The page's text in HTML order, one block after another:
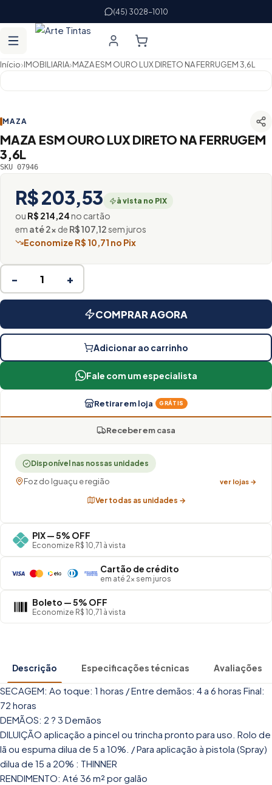
(45) 3028-1010
Início›IMOBILIARIA›MAZA ESM OURO LUX DIRETO NA FERRUGEM 3,6L
MAZA
MAZA ESM OURO LUX DIRETO NA FERRUGEM
3,6L
SKU 07946
R$ 203,53 à vista no PIX
ou R$ 214,24no cartão
em até 2× de R$ 107,12sem juros
Economize R$ 10,71 no Pix
− +
COMPRAR AGORA
Adicionar ao carrinho
Fale com um especialista
Retirar em loja GRÁTIS
Receber em casa
Disponível nas nossas unidades
Foz do Iguaçu e região ver lojas →
Ver todas as unidades →
PIX — 5% OFF
Economize R$ 10,71 à vista
Cartão de crédito
em até 2× sem juros
Boleto — 5% OFF
Economize R$ 10,71 à vista
Descrição Especificações técnicas Avaliações
SECAGEM: Ao toque: 1 horas / Entre demãos: 4 a 6 horas Final:
72 horas
DEMÃOS: 2 ? 3 Demãos
DILUIÇÃO aplicação a pincel ou trincha pronto para uso. Rolo de
lã ou espuma dilua de 5 a 10%. / Para aplicação à pistola (Spray)
dilua de 15 a 20% : THINNER
RENDIMENTO: Até 36 m² por galão